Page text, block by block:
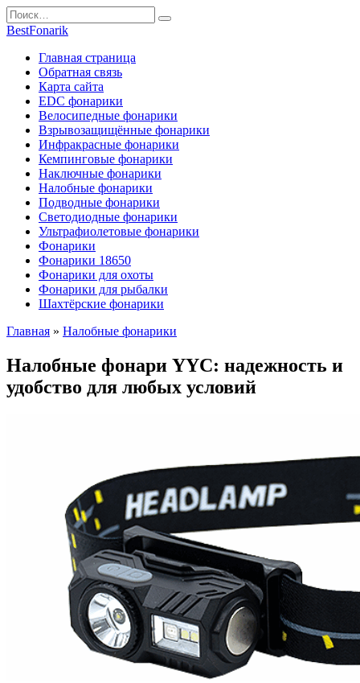
Перейти
к
Search
for:
BestFonarik
Главная страница
Обратная связь
Карта сайта
EDC фонарики
Велосипедные фонарики
Взрывозащищённые фонарики
Инфракрасные фонарики
Кемпинговые фонарики
Наключные фонарики
Налобные фонарики
Подводные фонарики
Светодиодные фонарики
Ультрафиолетовые фонарики
Фонарики
Фонарики 18650
Фонарики для охоты
Фонарики для рыбалки
Шахтёрские фонарики
Главная » Налобные фонарики
Налобные фонари YYC: надежность и
удобство для любых условий